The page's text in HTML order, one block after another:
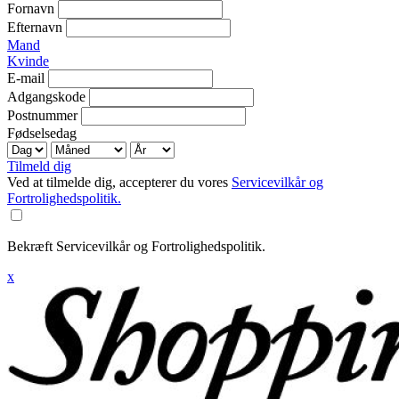
Fornavn
Efternavn
Mand
Kvinde
E-mail
Adgangskode
Postnummer
Fødselsedag
Tilmeld dig
Ved at tilmelde dig, accepterer du vores Servicevilkår og
Fortrolighedspolitik.
Bekræft Servicevilkår og Fortrolighedspolitik.
x